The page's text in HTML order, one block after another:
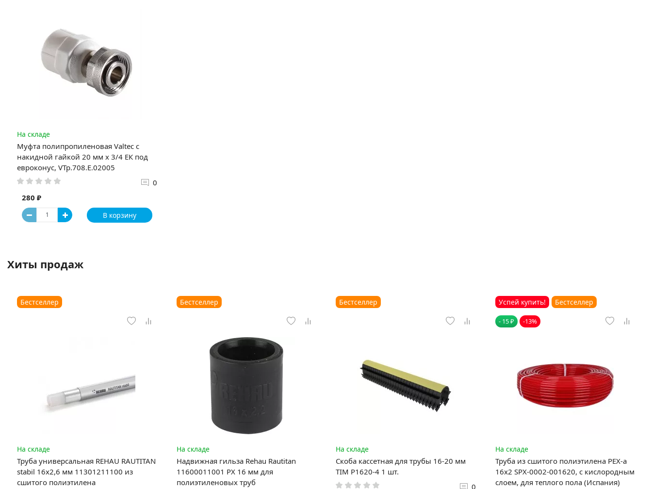
На складе
Муфта полипропиленовая Valtec с
накидной гайкой 20 мм х 3/4 ЕК под
евроконус, VTp.708.E.02005
0
280 ₽
В корзину
Хиты продаж
Бестселлер
На складе
Труба универсальная REHAU RAUTITAN
stabil 16х2,6 мм 11301211100 из
сшитого полиэтилена
Бестселлер
На складе
Надвижная гильза Rehau Rautitan
11600011001 PX 16 мм для
полиэтиленовых труб
Бестселлер
На складе
Скоба кассетная для трубы 16-20 мм
TIM P1620-4 1 шт.
0
Успей купить! Бестселлер
- 15 ₽ -13%
На складе
Труба из сшитого полиэтилена PEX-a
16х2 SPX-0002-001620, с кислородным
слоем, для теплого пола (Испания)